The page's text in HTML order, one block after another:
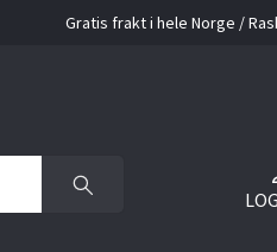
Gratis frakt i hele Norge /